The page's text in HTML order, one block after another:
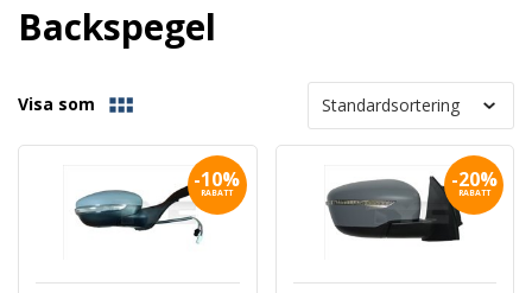
Backspegel
Visa som
-10%
RABATT
-20%
RABATT